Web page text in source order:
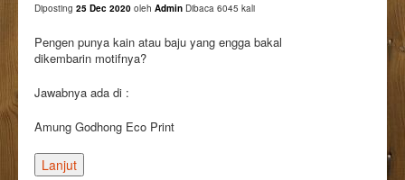
Diposting 25 Dec 2020 oleh Admin Dibaca 6045 kali
Pengen punya kain atau baju yang engga bakal
dikembarin motifnya?
Jawabnya ada di :
Amung Godhong Eco Print
Lanjut